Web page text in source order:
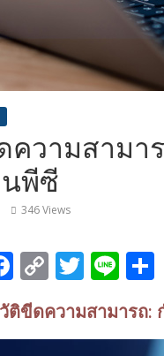
ความสามา
พีซี
346 Views
F
ac
e
C
p
T
itt
Li
e
ติขีดความสามารถ